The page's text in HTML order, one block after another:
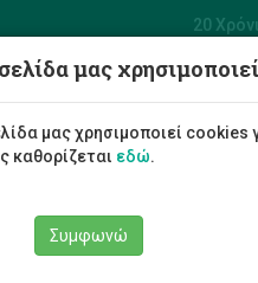
20
μας
μας χρησιμοποιεί cookies
καθορίζεται εδώ.
Συμφωνώ